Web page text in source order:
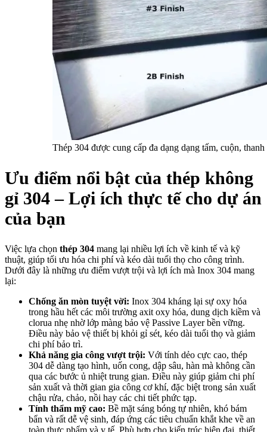
Thép 304 được cung cấp đa dạng dạng tấm, cuộn,
Ưu điểm nổi bật của thép không
gỉ 304 – Lợi ích thực tế cho dự án
của bạn
Việc lựa chọn thép 304 mang lại nhiều lợi ích về kinh tế và kỹ
thuật, giúp tối ưu hóa chi phí và kéo dài tuổi thọ cho công trình.
Dưới đây là những ưu điểm vượt trội và lợi ích mà Inox 304 mang
lại:
Chống ăn mòn tuyệt vời: Inox 304 kháng lại sự oxy hóa
trong hầu hết các môi trường axit oxy hóa, dung dịch kiềm và
clorua nhẹ nhờ lớp màng bảo vệ Passive Layer bền vững.
Điều này bảo vệ thiết bị khỏi gỉ sét, kéo dài tuổi thọ và giảm
chi phí bảo trì.
Khả năng gia công vượt trội: Với tính dẻo cực cao, thép
304 dễ dàng tạo hình, uốn cong, dập sâu, hàn mà không cần
qua các bước ủ nhiệt trung gian. Điều này giúp giảm chi phí
sản xuất và thời gian gia công cơ khí, đặc biệt trong sản xuất
chậu rửa, chảo, nồi hay các chi tiết phức tạp.
Tính thẩm mỹ cao: Bề mặt sáng bóng tự nhiên, khó bám
bẩn và rất dễ vệ sinh, đáp ứng các tiêu chuẩn khắt khe về an
toàn thực phẩm và y tế. Phù hợp cho kiến trúc hiện đại, thiết